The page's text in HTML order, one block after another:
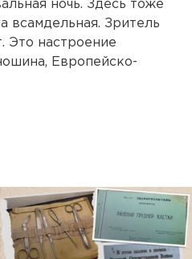
ночь. Здесь тоже
всамдельная. Зритель
Это настроение
Европейско-